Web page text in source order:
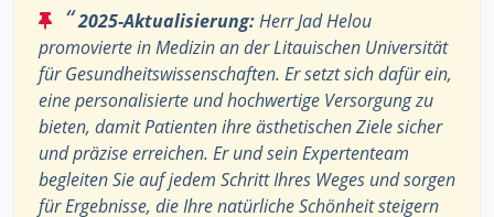
“2025-Aktualisierung:Herr Jad Helou
promovierte in Medizin an der Litauischen Universität
für Gesundheitswissenschaften. Er setzt sich dafür ein,
eine personalisierte und hochwertige Versorgung zu
bieten, damit Patienten ihre ästhetischen Ziele sicher
und präzise erreichen. Er und sein Expertenteam
begleiten Sie auf jedem Schritt Ihres Weges und sorgen
für Ergebnisse, die Ihre natürliche Schönheit steigern